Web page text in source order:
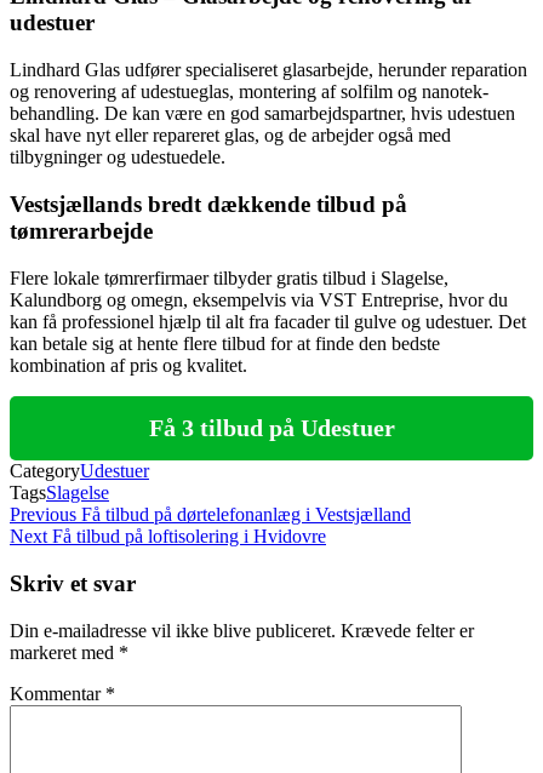
udestuer
Lindhard Glas udfører specialiseret glasarbejde, herunder reparation
og renovering af udestueglas, montering af solfilm og nanotek-
behandling. De kan være en god samarbejdspartner, hvis udestuen
skal have nyt eller repareret glas, og de arbejder også med
tilbygninger og udestuedele.
Vestsjællands bredt dækkende tilbud på
tømrerarbejde
Flere lokale tømrerfirmaer tilbyder gratis tilbud i Slagelse,
Kalundborg og omegn, eksempelvis via VST Entreprise, hvor du
kan få professionel hjælp til alt fra facader til gulve og udestuer. Det
kan betale sig at hente flere tilbud for at finde den bedste
kombination af pris og kvalitet.
Få 3 tilbud på Udestuer
CategoryUdestuer
TagsSlagelse
Indlægsnavigation
Previous
Post
Previous Få tilbud på dørtelefonanlæg i Vestsjælland
Next
Next Få tilbud på loftisolering i Hvidovre
Skriv et svar
Din e-mailadresse vil ikke blive publiceret. Krævede felter er
markeret med *
Kommentar *